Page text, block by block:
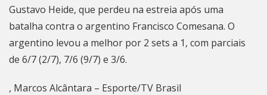
Gustavo Heide, que perdeu na estreia após uma
batalha contra o argentino Francisco Comesana. O
argentino levou a melhor por 2 sets a 1, com parciais
de 6/7 (2/7), 7/6 (9/7) e 3/6.
, Marcos Alcântara – Esporte/TV Brasil